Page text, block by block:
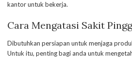
kantor untuk bekerja.
Cara Mengatasi Sakit
Dibutuhkan persiapan untuk menjaga
Untuk itu, penting bagi anda untuk